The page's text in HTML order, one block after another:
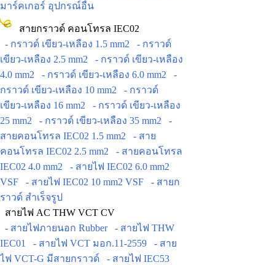
มาร์คเกอร์ อุปกรณ์อื่น
สายกราวด์ คอนโทรล IEC02
- กราวด์ เขียว-เหลือง 1.5 mm2
- กราวด์
เขียว-เหลือง 2.5 mm2
- กราวด์ เขียว-เหลือง
4.0 mm2
- กราวด์ เขียว-เหลือง 6.0 mm2
-
กราวด์ เขียว-เหลือง 10 mm2
- กราวด์
เขียว-เหลือง 16 mm2
- กราวด์ เขียว-เหลือง
25 mm2
- กราวด์ เขียว-เหลือง 35 mm2
-
สายคอนโทรล IEC02 1.5 mm2
- สาย
คอนโทรล IEC02 2.5 mm2
- สายคอนโทรล
IEC02 4.0 mm2
- สายไฟ IEC02 6.0 mm2
VSF
- สายไฟ IEC02 10 mm2 VSF
- สายก
ราวด์ สำเร็จรูป
สายไฟ AC THW VCT CV
- สายไฟภายนอก Rubber
- สายไฟ THW
IEC01
- สายไฟ VCT มอก.11-2559
- สาย
ไฟ VCT-G มีสายกราวด์
- สายไฟ IEC53